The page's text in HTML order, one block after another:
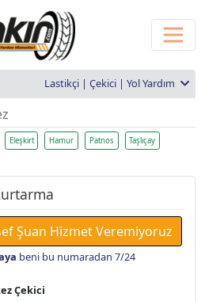
Lastikçi | Çekici | Yol Yardım
Eleşkirt Hamur Patnos Taşlıçay
Şuan Hizmet Veremiyoruz
beni bu numaradan 7/24
Çekici